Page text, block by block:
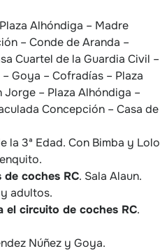
Alhóndiga – Madre
– Conde de Aranda –
Cuartel de la Guardia Civil –
Goya – Cofradías – Plaza
Jorge – Plaza Alhóndiga –
Concepción – Casa de
la 3ª Edad. Con Bimba y Lolo
coches RC. Sala Alaun.
adultos.
el circuito de coches RC.
Núñez y Goya.